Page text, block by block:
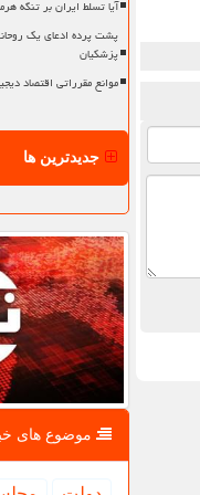
آیا تسلط ایران بر تنگه
پزشکیان
موانع مقرراتی اقتصاد
جدیدترین ها
موضوع های